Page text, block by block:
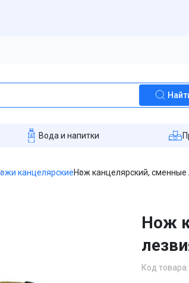
Вода и напитки
канцелярскиеНож канцелярский, сменные
Нож
Код товара: